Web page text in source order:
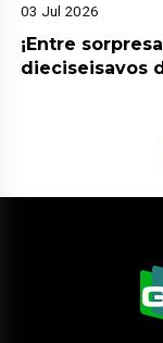
03 Jul 2026
¡Entre
dieciseisavos